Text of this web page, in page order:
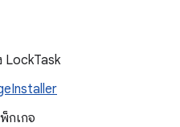
LockTask
กเกจ